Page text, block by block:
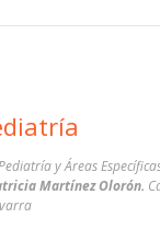
y Áreas
Martínez Olorón.